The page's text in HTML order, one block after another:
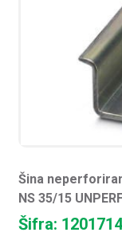
Šina
NS 35/15
Šifra: